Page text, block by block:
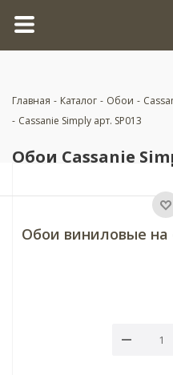
Главная - Каталог - Обои -
- Cassanie Simply арт. SP013
Обои Cassanie
Обои виниловые на